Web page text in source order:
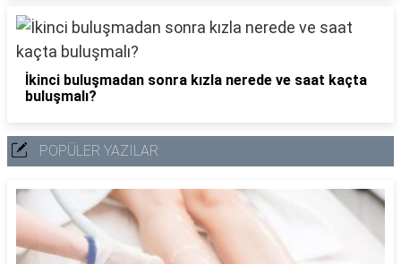
İkinci buluşmadan sonra kızla nerede ve saat kaçta
buluşmalı?
POPÜLER YAZILAR